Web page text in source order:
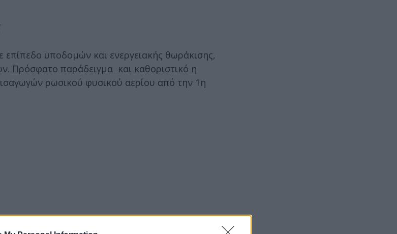
επίπεδο υποδομών και ενεργειακής θωράκισης,
Πρόσφατο παράδειγμα και καθοριστικό η
ρωσικού φυσικού αερίου από την 1η